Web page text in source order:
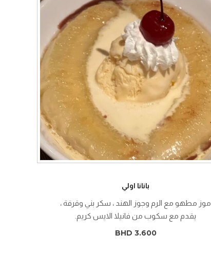
بانانا اولي
موز مطهو مع الرم وجوز الهند ، سكر بني وقرفة ،
يقدم مع سكوب من فانيلا الايس كريم.
BHD 3.600